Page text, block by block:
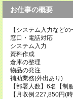
お仕事の概要
【システム入力などの
窓口・電話対応
システム入力
資料作成
倉庫の整理
物品の発注
補助業務(外出あり)
【部署人数】6名【制
【月収例:227,850円(